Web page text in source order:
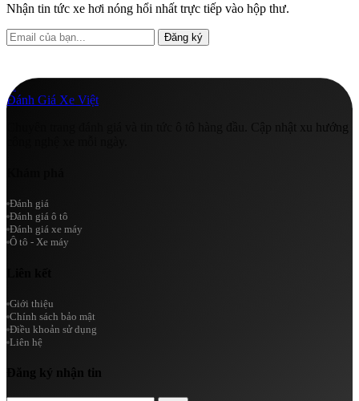
Nhận tin tức xe hơi nóng hổi nhất trực tiếp vào hộp thư.
Đăng ký
A
Đánh Giá Xe Việt
Chuyên trang đánh giá và tin tức ô tô hàng đầu. Cập nhật xu hướng
Đánh giá
Đánh giá ô tô
Đánh giá xe máy
Ô tô - Xe máy
Giới thiệu
Chính sách bảo mật
Điều khoản sử dụng
Liên hệ
Đăng ký nhận tin